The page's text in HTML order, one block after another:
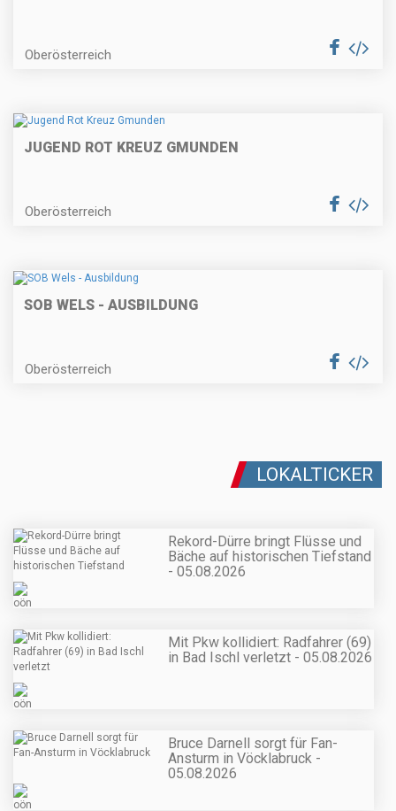
Oberösterreich
JUGEND ROT KREUZ GMUNDEN
Oberösterreich
SOB WELS - AUSBILDUNG
Oberösterreich
LOKALTICKER
Rekord-Dürre bringt Flüsse und
Bäche auf historischen Tiefstand
- 05.08.2026
Mit Pkw kollidiert: Radfahrer (69)
in Bad Ischl verletzt - 05.08.2026
Bruce Darnell sorgt für Fan-
Ansturm in Vöcklabruck -
05.08.2026